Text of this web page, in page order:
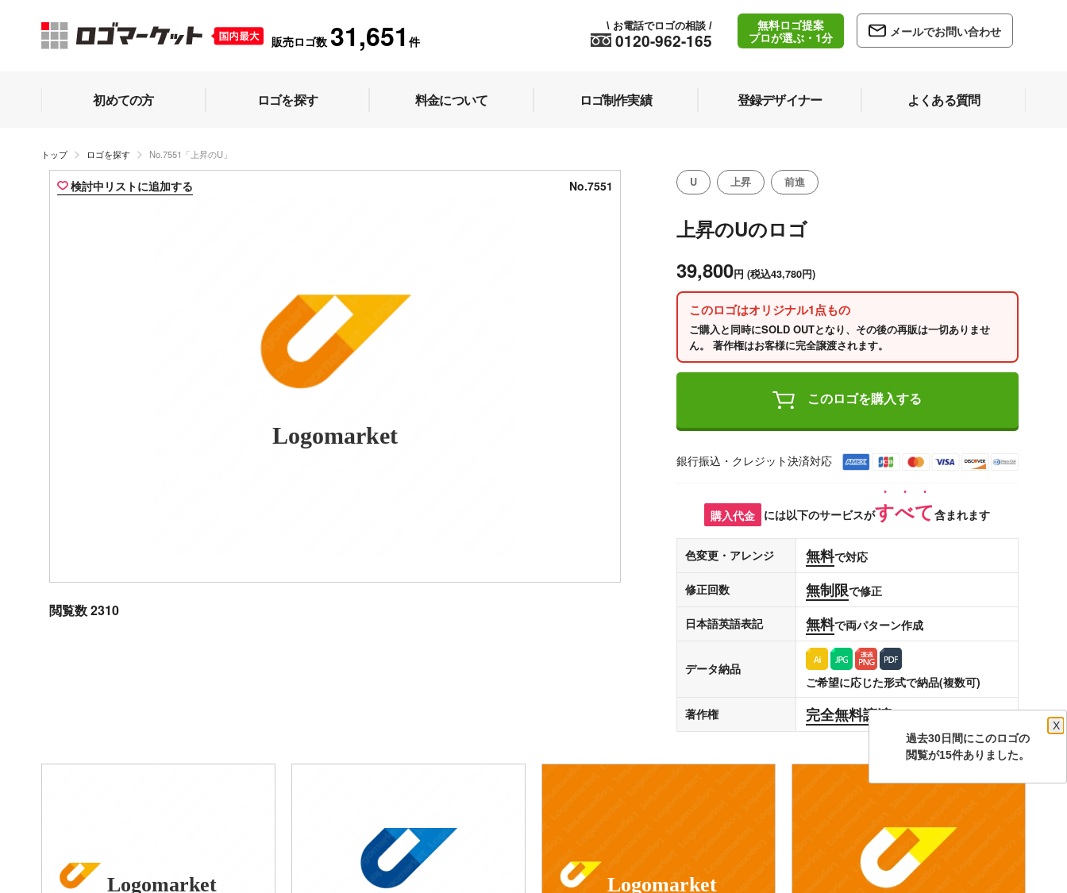
販売ロゴ数 31,651 件 0120-962-165
\ お電話でロゴの相談 /
無料ロゴ提案
プロが選ぶ・1分
メールでお問い合わせ
初めての方 ロゴを探す 料金について ロゴ制作実績 登録デザイナー よくある質問
トップ ロゴを探す No.7551「上昇のU」
検討中リストに追加する No.7551
Logomarket
閲覧数 2310
U 上昇 前進
上昇のUのロゴ
39,800円 (税込43,780円)
このロゴはオリジナル1点もの
ご購入と同時にSOLD OUTとなり、その後の再販は一切ありませ
ん。 著作権はお客様に完全譲渡されます。
このロゴを購入する
銀行振込・クレジット決済対応
購入代金 には以下のサービスがすべて含まれます
色変更・アレンジ 無料で対応
修正回数 無制限で修正
日本語英語表記 無料で両パターン作成
データ納品
ご希望に応じた形式で納品(複数可)
著作権
完全無料譲渡します
Logomarket Logomarket
過去30日間にこのロゴの
X
閲覧が15件ありました。